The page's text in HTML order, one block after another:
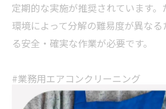
定期的な実施が推奨されています
環境によって分解の難易度が異な
る安全・確実な作業が必要です。
#業務用エアコンクリーニング
#分解洗浄